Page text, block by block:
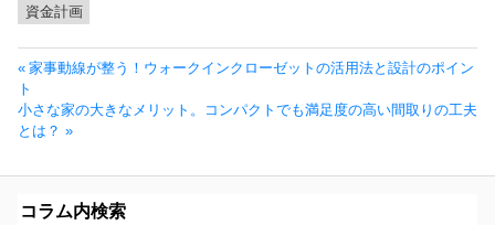
資金計画
投
稿
ナ
ビ
ョ
前
の
投
稿:
家事動線が整う！ウォークインクローゼットの活用法と設計のポイン
ト
次
の
小さな家の大きなメリット。コンパクトでも満足度の高い間取りの工夫
とは？
コラム内検索